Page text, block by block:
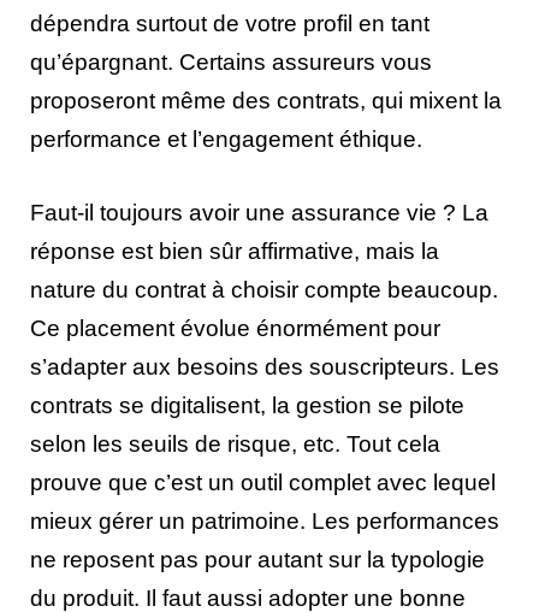
dépendra surtout de votre profil en tant
qu’épargnant. Certains assureurs vous
proposeront même des contrats, qui mixent la
performance et l’engagement éthique.
Faut-il toujours avoir une assurance vie ? La
réponse est bien sûr affirmative, mais la
nature du contrat à choisir compte beaucoup.
Ce placement évolue énormément pour
s’adapter aux besoins des souscripteurs. Les
contrats se digitalisent, la gestion se pilote
selon les seuils de risque, etc. Tout cela
prouve que c’est un outil complet avec lequel
mieux gérer un patrimoine. Les performances
ne reposent pas pour autant sur la typologie
du produit. Il faut aussi adopter une bonne